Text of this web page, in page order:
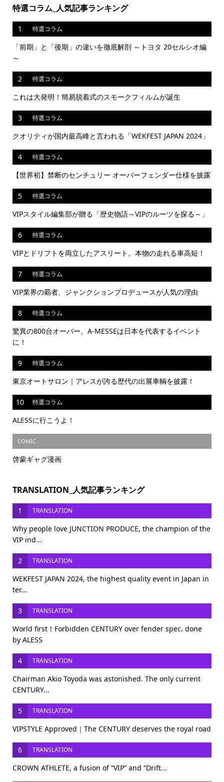
特選コラム_人気記事ランキング
1 特選コラム
「前期」と「後期」の違いを徹底解剖 ～トヨタ 20セルシオ編
～
2 特選コラム
これは大発明！簡易脱着式のスモークフィルムが誕生
3 特選コラム
クオリティが国内最高峰と言われる「WEKFEST JAPAN 2024」
4 特選コラム
【世界初】禁断のセンチュリー オーバーフェンダー仕様を披露
5 特選コラム
VIPスタイル編集部が贈る「歴史物語～VIPのルーツを探る～」
6 特選コラム
VIPとドリフトを両立したアスリート。本物の走れる車高短！
7 特選コラム
VIP業界の覇者、ジャンクションプロデュースが人気の理由
8 特選コラム
驚異の800台オーバー。A-MESSEは日本を代表するイベント
に！
9 特選コラム
東京オートサロン｜アレスが誇る歴代の出展車輌を披露！
10 特選コラム
ALESSに行こうよ！
COMIC
啓蒙ギャグ漫画
TRANSLATION_人気記事ランキング
1 TRANSLATION
Why people love JUNCTION PRODUCE, the champion of the
VIP ind...
2 TRANSLATION
WEKFEST JAPAN 2024, the highest quality event in Japan in
ter...
3 TRANSLATION
World first！Forbidden CENTURY over fender spec. done
by ALESS
4 TRANSLATION
Chairman Akio Toyoda was astonished. The only current
CENTURY...
5 TRANSLATION
VIPSTYLE Approved｜The CENTURY deserves the royal road
6 TRANSLATION
CROWN ATHLETE, a fusion of “VIP” and “Drift...